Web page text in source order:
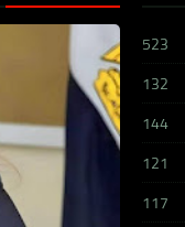
523
132
144
121
117